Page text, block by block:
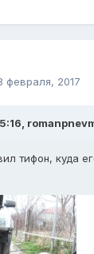
февраля, 2017
тифон, куда